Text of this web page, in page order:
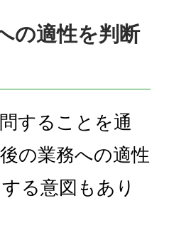
の適性を判断
することを通
の業務への適性
る意図もあり